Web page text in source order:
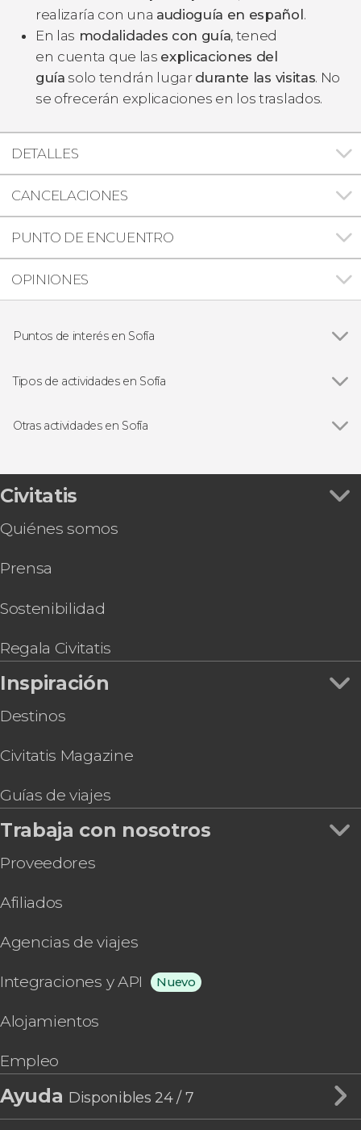
realizaría con una audioguía en español.
En las modalidades con guía, tened
en cuenta que las explicaciones del
guía solo tendrán lugar durante las visitas. No
se ofrecerán explicaciones en los traslados.
DETALLES
CANCELACIONES
PUNTO DE ENCUENTRO
OPINIONES
Puntos de interés en Sofía
Tipos de actividades en Sofía
Excursiones de un día en Sofía
Otras actividades en Sofía
Senderismo por los Siete Lagos de Rila
Pub Crawl ¡Tour de fiesta por Sofía!
Civitatis
Quiénes somos
Prensa
Sostenibilidad
Regala Civitatis
Inspiración
Destinos
Civitatis Magazine
Guías de viajes
Trabaja con nosotros
Proveedores
Afiliados
Agencias de viajes
Integraciones y API Nuevo
Alojamientos
Empleo
Ayuda Disponibles 24 / 7